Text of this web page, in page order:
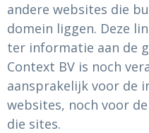
andere websites die
domein liggen. Deze
ter informatie aan de
Context BV is noch
aansprakelijk voor de
websites, noch voor
die sites.